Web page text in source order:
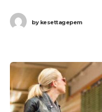
bykesettagepem